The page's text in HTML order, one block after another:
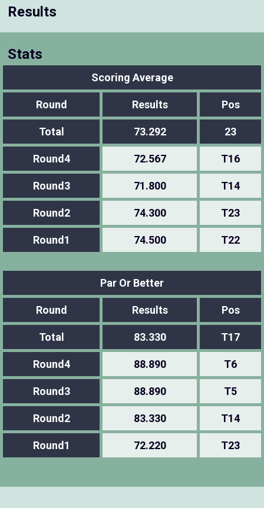
Results
Stats
Scoring Average
Round Results Pos
Total 73.292 23
Round4 72.567 T16
Round3 71.800 T14
Round2 74.300 T23
Round1 74.500 T22
Par Or Better
Round Results Pos
Total 83.330 T17
Round4 88.890 T6
Round3 88.890 T5
Round2 83.330 T14
Round1 72.220 T23